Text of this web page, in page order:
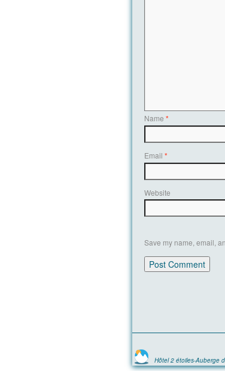
Name *
Email *
Website
Save my name, email,
Hôtel 2 étoiles-Auberge